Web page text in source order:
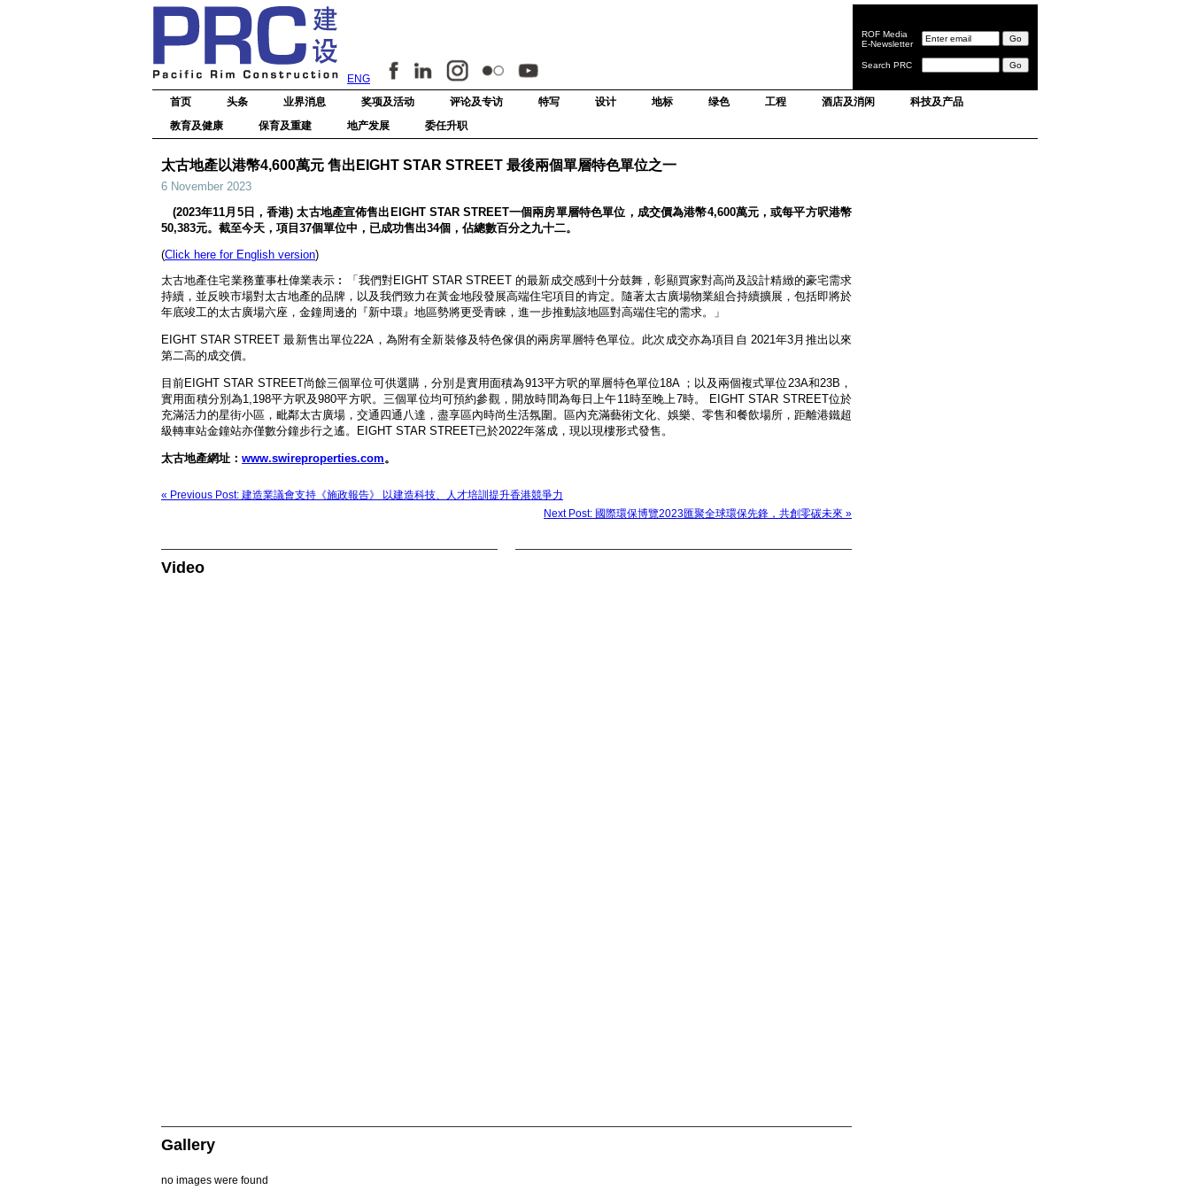
ENG
ROF Media
E-Newsletter
Search PRC
首页 头条 业界消息 奖项及活动 评论及专访 特写 设计 地标 绿色 工程 酒店及消闲
科技及产品
教育及健康
保育及重建 地产发展 委任升职
太古地產以港幣4,600萬元 售出EIGHT STAR STREET 最後兩個單層特色單位之一
6 November 2023
(2023年11月5日，香港) 太古地產宣佈售出EIGHT STAR STREET一個兩房單層特色單位，成交價為港幣4,600萬元，或每平方呎港幣
50,383元。截至今天，項目37個單位中，已成功售出34個，佔總數百分之九十二。
(Click here for English version)
太古地產住宅業務董事杜偉業表示︰「我們對EIGHT STAR STREET 的最新成交感到十分鼓舞，彰顯買家對高尚及設計精緻的豪宅需求
持續，並反映市場對太古地產的品牌，以及我們致力在黃金地段發展高端住宅項目的肯定。隨著太古廣場物業組合持續擴展，包括即將於
年底竣工的太古廣場六座，金鐘周邊的『新中環』地區勢將更受青睞，進一步推動該地區對高端住宅的需求。」
EIGHT STAR STREET 最新售出單位22A，為附有全新裝修及特色傢俱的兩房單層特色單位。此次成交亦為項目自 2021年3月推出以來
第二高的成交價。
目前EIGHT STAR STREET尚餘三個單位可供選購，分別是實用面積為913平方呎的單層特色單位18A ；以及兩個複式單位23A和23B，
實用面積分別為1,198平方呎及980平方呎。三個單位均可預約參觀，開放時間為每日上午11時至晚上7時。 EIGHT STAR STREET位於
充滿活力的星街小區，毗鄰太古廣場，交通四通八達，盡享區內時尚生活氛圍。區內充滿藝術文化、娛樂、零售和餐飲場所，距離港鐵超
級轉車站金鐘站亦僅數分鐘步行之遙。EIGHT STAR STREET已於2022年落成，現以現樓形式發售。
太古地產網址： www.swireproperties.com。
« Previous Post: 建造業議會支持《施政報告》 以建造科技、人才培訓提升香港競爭力
Next Post: 國際環保博覽2023匯聚全球環保先鋒，共創零碳未來 »
Video
Gallery
no images were found